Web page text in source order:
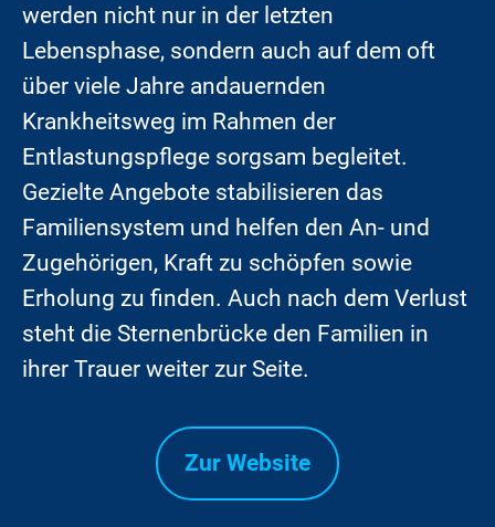
werden nicht nur in der letzten
Lebensphase, sondern auch auf dem oft
über viele Jahre andauernden
Krankheitsweg im Rahmen der
Entlastungspflege sorgsam begleitet.
Gezielte Angebote stabilisieren das
Familiensystem und helfen den An- und
Zugehörigen, Kraft zu schöpfen sowie
Erholung zu finden. Auch nach dem Verlust
steht die Sternenbrücke den Familien in
ihrer Trauer weiter zur Seite.
Zur Website